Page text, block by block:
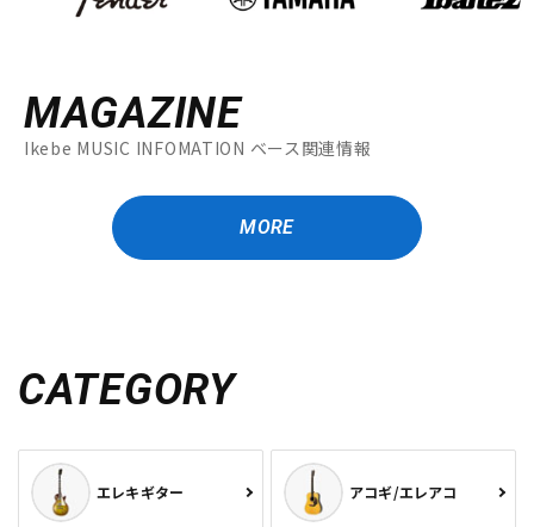
MAGAZINE
Ikebe MUSIC INFOMATION ベース関連情報
MORE
CATEGORY
エレキギター アコギ/エレアコ